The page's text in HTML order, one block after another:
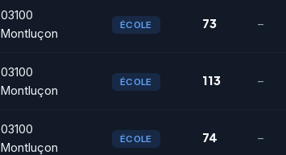
03100
Montluçon
ÉCOLE 73 –
03100
Montluçon
ÉCOLE 113 –
03100
Montluçon
ÉCOLE 74 –